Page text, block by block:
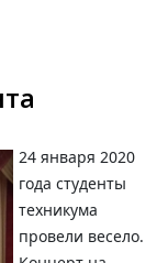
24 января 2020
года студенты
техникума
провели весело.